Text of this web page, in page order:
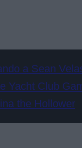
a Sean
Yacht Club
the Hollower